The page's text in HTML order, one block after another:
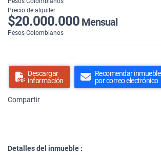
Precio de alquiler
$20.000.000 Mensual
Pesos Colombianos
Descargar
información
Recomendar inmueble
por correo electrónico
Compartir
Detalles del inmueble :